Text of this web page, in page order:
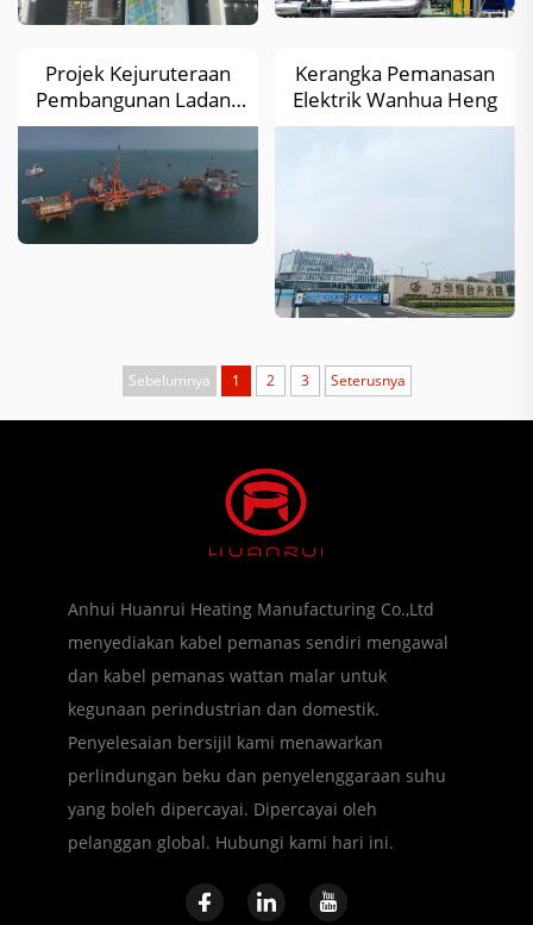
Projek Kejuruteraan
Pembangunan Ladang
Minyak Bozhong 19-2
Kerangka Pemanasan
Elektrik Wanhua Heng
Sebelumnya 1 2 3 Seterusnya
Anhui Huanrui Heating Manufacturing Co.,Ltd
menyediakan kabel pemanas sendiri mengawal
dan kabel pemanas wattan malar untuk
kegunaan perindustrian dan domestik.
Penyelesaian bersijil kami menawarkan
perlindungan beku dan penyelenggaraan suhu
yang boleh dipercayai. Dipercayai oleh
pelanggan global. Hubungi kami hari ini.